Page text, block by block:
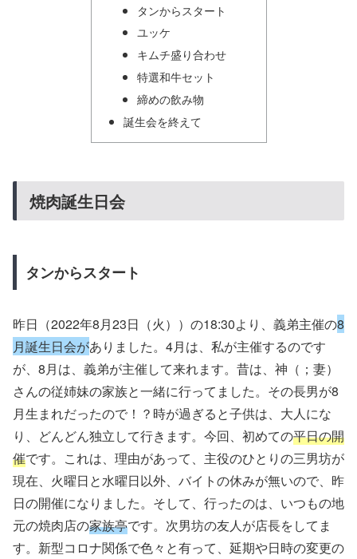
タンからスタート
ユッケ
キムチ盛り合わせ
特選和牛セット
締めの飲み物
誕生会を終えて
焼肉誕生日会
タンからスタート
昨日（2022年8月23日（火））の18:30より、義弟主催の8
月誕生日会がありました。4月は、私が主催するのです
が、8月は、義弟が主催して来れます。昔は、神（；妻）
さんの従姉妹の家族と一緒に行ってました。その長男が8
月生まれだったので！？時が過ぎると子供は、大人にな
り、どんどん独立して行きます。今回、初めての平日の開
催です。これは、理由があって、主役のひとりの三男坊が
現在、火曜日と水曜日以外、バイトの休みが無いので、昨
日の開催になりました。そして、行ったのは、いつもの地
元の焼肉店の家族亭です。次男坊の友人が店長をしてま
す。新型コロナ関係で色々と有って、延期や日時の変更の